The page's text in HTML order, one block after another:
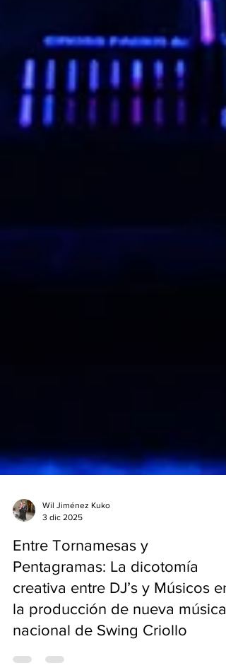
Wil Jiménez Kuko
Entre Tornamesas y
Pentagramas: La dicotomía
creativa entre DJ’s y Músicos en
la producción de nueva música